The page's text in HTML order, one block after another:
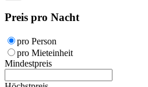
Preis pro Nacht
pro Person
pro Mieteinheit
Mindestpreis